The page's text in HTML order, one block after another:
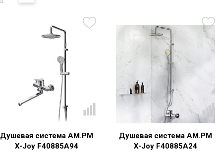
Душевая система AM.PM
X-Joy F40885A94
Душевая система AM.PM
X-Joy F40885A24